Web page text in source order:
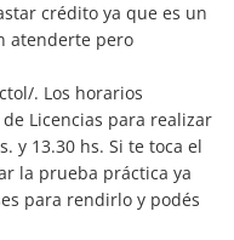
crédito ya que es un
atenderte pero
. Los horarios
Licencias para realizar
y 13.30 hs. Si te toca el
la prueba práctica ya
para rendirlo y podés